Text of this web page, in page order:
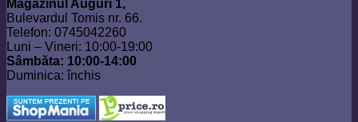
Magazinul Auguri 1,
Bulevardul Tomis nr. 66.
Telefon: 0745042260
Luni – Vineri: 10:00-19:00
Sâmbăta: 10:00-14:00
Duminica: închis